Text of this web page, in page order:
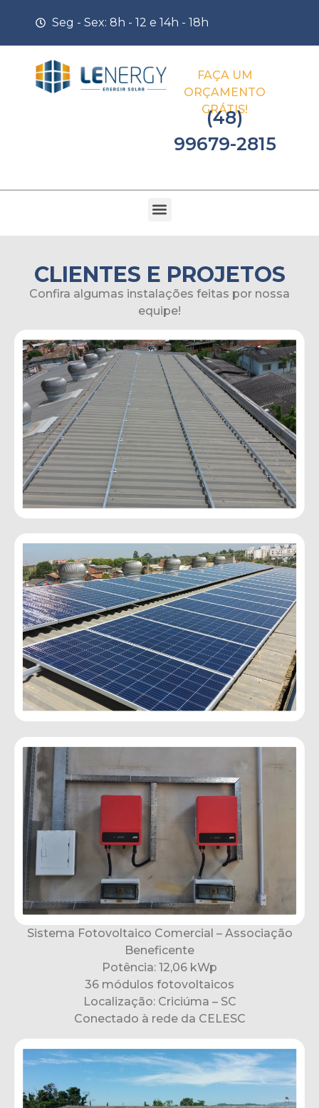
Seg - Sex: 8h - 12 e 14h - 18h
FAÇA UM
ORÇAMENTO
GRÁTIS!
(48)
99679-2815
CLIENTES E PROJETOS
Confira algumas instalações feitas por nossa
equipe!
Sistema Fotovoltaico Comercial – Associação
Beneficente
Potência: 12,06 kWp
36 módulos fotovoltaicos
Localização: Criciúma – SC
Conectado à rede da CELESC